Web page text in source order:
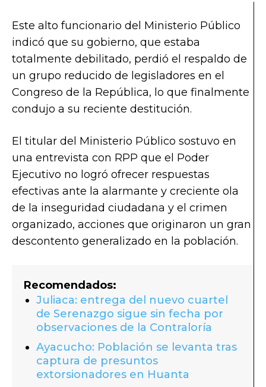
Este alto funcionario del Ministerio Público
indicó que su gobierno, que estaba
totalmente debilitado, perdió el respaldo de
un grupo reducido de legisladores en el
Congreso de la República, lo que finalmente
condujo a su reciente destitución.
El titular del Ministerio Público sostuvo en
una entrevista con RPP que el Poder
Ejecutivo no logró ofrecer respuestas
efectivas ante la alarmante y creciente ola
de la inseguridad ciudadana y el crimen
organizado, acciones que originaron un gran
descontento generalizado en la población.
Recomendados:
Juliaca: entrega del nuevo cuartel
de Serenazgo sigue sin fecha por
observaciones de la Contraloría
Ayacucho: Población se levanta tras
captura de presuntos
extorsionadores en Huanta